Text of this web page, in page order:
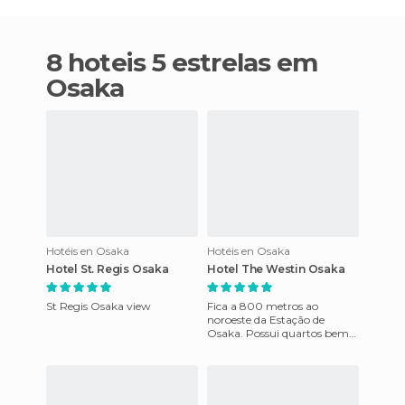
8 hoteis 5 estrelas em
Osaka
Hotéis en Osaka
Hotel St. Regis Osaka
St Regis Osaka view
Hotéis en Osaka
Hotel The Westin Osaka
Fica a 800 metros ao
noroeste da Estação de
Osaka. Possui quartos bem